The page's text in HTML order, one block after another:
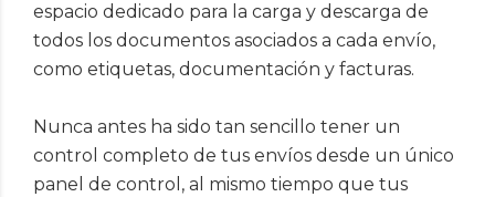
espacio dedicado para la carga y descarga de
todos los documentos asociados a cada envío,
como etiquetas, documentación y facturas.
Nunca antes ha sido tan sencillo tener un
control completo de tus envíos desde un único
panel de control, al mismo tiempo que tus